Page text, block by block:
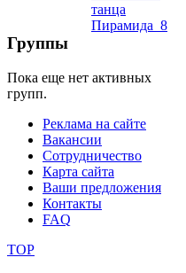
Группы
Пока еще нет активных
групп.
Реклама на сайте
Вакансии
Сотрудничество
Карта сайта
Ваши предложения
Контакты
FAQ
TOP